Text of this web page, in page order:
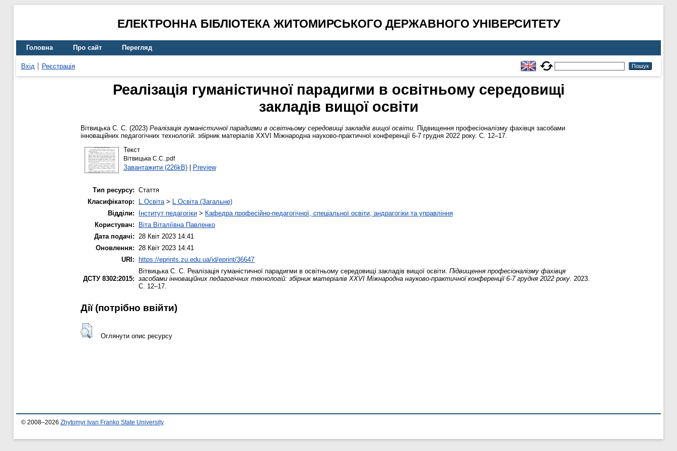
ЕЛЕКТРОННА БІБЛІОТЕКА ЖИТОМИРСЬКОГО ДЕРЖАВНОГО УНІВЕРСИТЕТУ
Головна Про сайт Перегляд
Вхід Реєстрація
Реалізація гуманістичної парадигми в освітньому середовищі
закладів вищої освіти
Вітвицька С. С. (2023) Реалізація гуманістичної парадигми в освітньому середовищі закладів вищої освіти. Підвищення професіоналізму фахівця засобами
інноваційних педагогічних технологій: збірник матеріалів XXVІ Міжнародна науково-практичної конференції 6-7 грудня 2022 року. С. 12–17.
Текст
Вітвицька С.С..pdf
Завантажити (226kB)| Preview
Тип ресурсу: Стаття
Класифікатор:
L Освіта> L Освіта (Загальне)
Відділи:
Інститут педагогіки > Кафедра професійно-педагогічної, спеціальної освіти, андрагогіки та управління
Користувач:
Віта Віталіївна Павленко
Дата подачі: 28 Квіт 2023 14:41
Оновлення: 28 Квіт 2023 14:41
URI:
https://eprints.zu.edu.ua/id/eprint/36647
ДСТУ 8302:2015:
Вітвицька С. С. Реалізація гуманістичної парадигми в освітньому середовищі закладів вищої освіти. Підвищення професіоналізму фахівця
засобами інноваційних педагогічних технологій: збірник матеріалів XXVІ Міжнародна науково-практичної конференції 6-7 грудня 2022 року. 2023.
С. 12–17.
Дії ​​(потрібно ввійти)
Оглянути опис ресурсу
© 2008–2026 Zhytomyr Ivan Franko State University